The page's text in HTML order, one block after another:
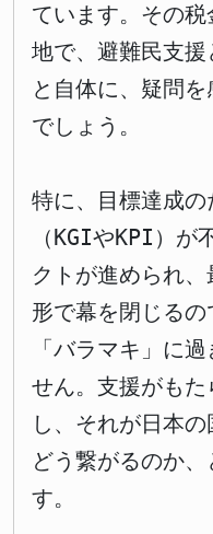
ています。その
地で、避難民支
と自体に、疑問
でしょう。
特に、目標達成
（KGIやKPI）が
クトが進められ
形で幕を閉じる
「バラマキ」に
せん。支援がも
し、それが日本
どう繋がるのか
す。